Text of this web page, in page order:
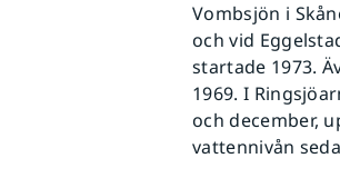
Vombsjön i
och vid
startade 1973.
1969. I
och december,
vattennivån